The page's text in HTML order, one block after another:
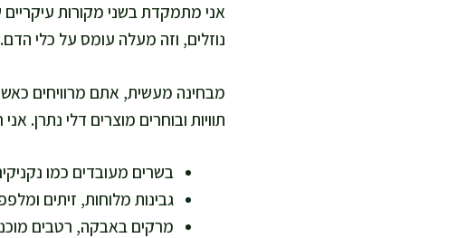
אני מתמקדת בשני מקורות עיקריים
נוזלים, וזה מעלה עומס על כלי
מבחינה מעשית, אתם מרוויחים
תוויות ובוחרים מוצרים דלי נתרן. אני רואה שברגע שאתם מוצאים
בשרים מעובדים כמו
גבינות מלוחות, זיתים
מרקים באבקה, רטבים